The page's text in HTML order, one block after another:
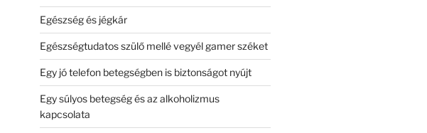
Egészség és jégkár
Egészségtudatos szülő mellé vegyél gamer széket
Egy jó telefon betegségben is biztonságot nyújt
Egy súlyos betegség és az alkoholizmus
kapcsolata